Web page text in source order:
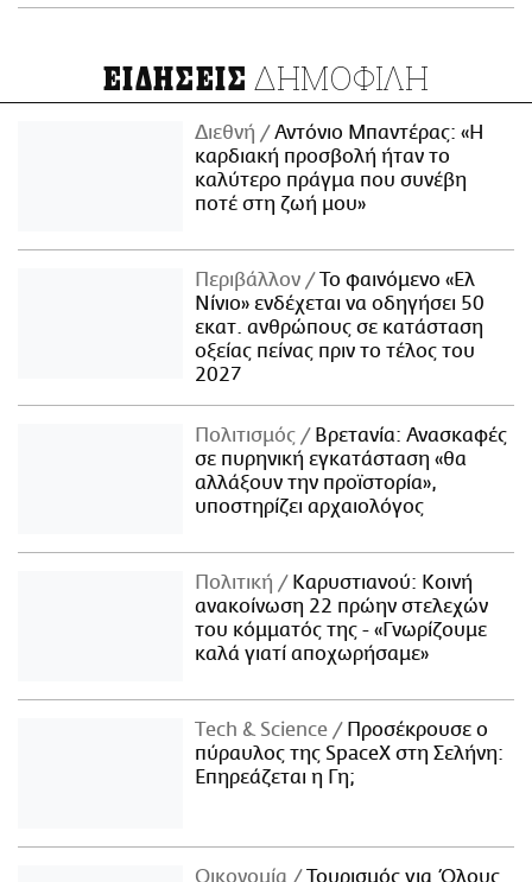
ΕΙΔΗΣΕΙΣ ΔΗΜΟΦΙΛΗ
Διεθνή
Αντόνιο Μπαντέρας: «Η
καρδιακή προσβολή ήταν το
καλύτερο πράγμα που συνέβη
ποτέ στη ζωή μου»
Περιβάλλον
Το φαινόμενο «Ελ
Νίνιο» ενδέχεται να οδηγήσει 50
εκατ. ανθρώπους σε κατάσταση
οξείας πείνας πριν το τέλος του
2027
Πολιτισμός
Βρετανία: Ανασκαφές
σε πυρηνική εγκατάσταση «θα
αλλάξουν την προϊστορία»,
υποστηρίζει αρχαιολόγος
Πολιτική
Καρυστιανού: Κοινή
ανακοίνωση 22 πρώην στελεχών
του κόμματός της - «Γνωρίζουμε
καλά γιατί αποχωρήσαμε»
Τech & Science
Προσέκρουσε ο
πύραυλος της SpaceX στη Σελήνη:
Επηρεάζεται η Γη;
Οικονομία
Τουρισμός για Όλους